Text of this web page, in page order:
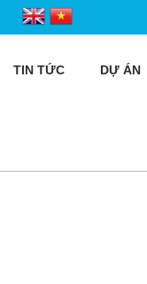
TIN TỨC DỰ ÁN